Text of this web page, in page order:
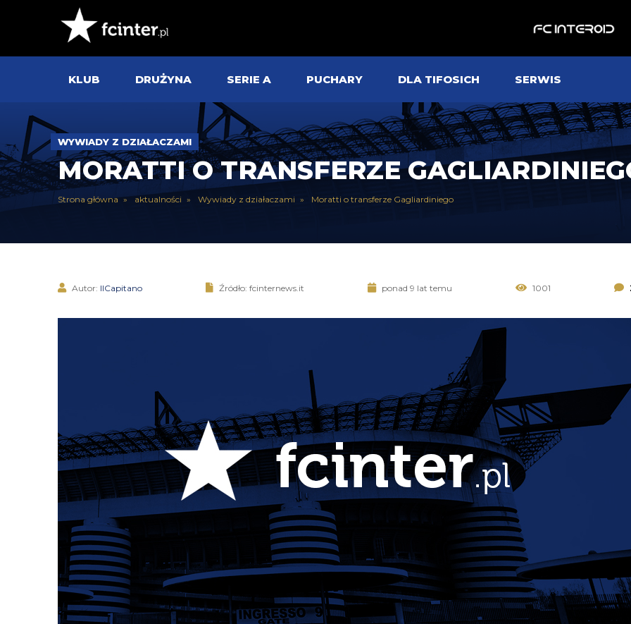
KLUB DRUŻYNA SERIE A PUCHARY DLA TIFOSICH SERWIS
WYWIADY Z DZIAŁACZAMI
MORATTI O TRANSFERZE
Strona główna aktualności Wywiady z działaczami Moratti o transferze Gagliardiniego
Autor: IlCapitano Źródło: fcinternews.it ponad 9 lat temu 1001